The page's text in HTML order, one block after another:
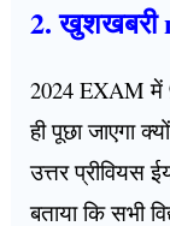
2. खुशखबरी
2024 EXAM में
ही पूछा जाएगा
उत्तर प्रीवियस
बताया कि सभी